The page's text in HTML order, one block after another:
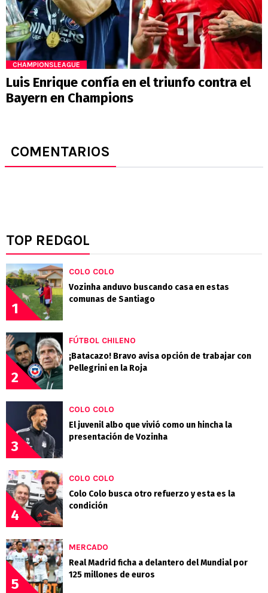
CHAMPIONSLEAGUE
Luis Enrique confía en el triunfo contra el
Bayern en Champions
COMENTARIOS
TOP REDGOL
1
COLO COLO
Vozinha anduvo buscando casa en estas
comunas de Santiago
2
FÚTBOL CHILENO
¡Batacazo! Bravo avisa opción de trabajar con
Pellegrini en la Roja
3
COLO COLO
El juvenil albo que vivió como un hincha la
presentación de Vozinha
4
COLO COLO
Colo Colo busca otro refuerzo y esta es la
condición
5
MERCADO
Real Madrid ficha a delantero del Mundial por
125 millones de euros